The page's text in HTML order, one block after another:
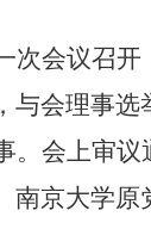
次会议召
会理事
。会上审
京大学